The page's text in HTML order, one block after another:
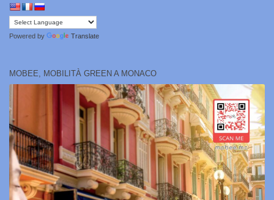
Powered by Translate
MOBEE, MOBILITÀ GREEN A MONACO